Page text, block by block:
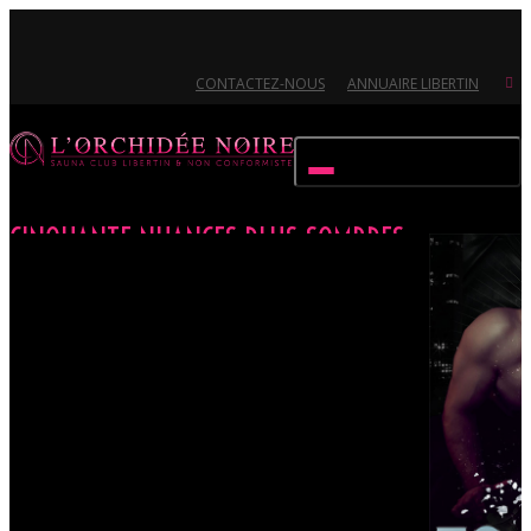
CONTACTEZ-NOUS ANNUAIRE LIBERTIN
CINQUANTE NUANCES PLUS SOMBRES
Ouvert 7/7 - Pour toutes informations, contactez-nous au 02.51.72.21.81